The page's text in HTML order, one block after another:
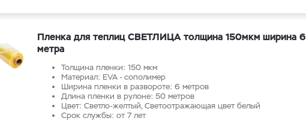
Пленка для теплиц СВЕТЛИЦА толщина 150мкм ширина 6
метра
Толщина пленки: 150 мкм
Материал: EVA - сополимер
Ширина пленки в развороте: 6 метров
Длина пленки в рулоне: 50 метров
Цвет: Светло-желтый, Светоотражающая цвет белый
Срок службы: от 7 лет